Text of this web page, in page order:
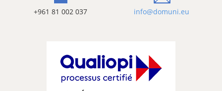
+961 81 002 037 info@domuni.eu